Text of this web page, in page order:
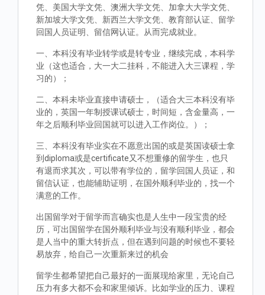
凭、美国大学文凭、澳洲大学文凭、加拿大大学文凭、
新加坡大学文凭、新西兰大学文凭、教育部认证、留学
回国人员证明、留信网认证。从而完成就业。
一、本科没有毕业转学或是转专业，继续完成，本科学
业（这也适合，大一大二挂科，不能进入大三课程，学
习的）；
二、本科未毕业直接申请硕士，（适合大三本科没有毕
业的，英国一年制授课试硕士，时间短，含金量高，一
年之后顺利毕业回国就可以进入工作岗位。）；
三、本科没有毕业实在不愿意出国的或是英国读硕士拿
到diploma或是certificate又不想重修的留学生，也只
有退而求其次，可以带有学位的，留学回国人员证，和
留信认证，也能辅助证明，在国外顺利毕业的，找一个
满意的工作。
出国留学对于留学而言确实也是人生中一段宝贵的经
历，可出国留学在国外顺利毕业与没有顺利毕业，都会
是人当中的重大转折点，但在遇到问题的时候也不要轻
易放弃，给自己一次重新来过的机会
留学生都希望把自己最好的一面展现给家里，无论自己
压力有多大都不会和家里倾诉。比如学业的压力、课程